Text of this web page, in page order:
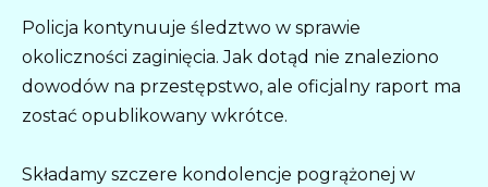
Policja kontynuuje śledztwo w sprawie
okoliczności zaginięcia. Jak dotąd nie znaleziono
dowodów na przestępstwo, ale oficjalny raport ma
zostać opublikowany wkrótce.
Składamy szczere kondolencje pogrążonej w